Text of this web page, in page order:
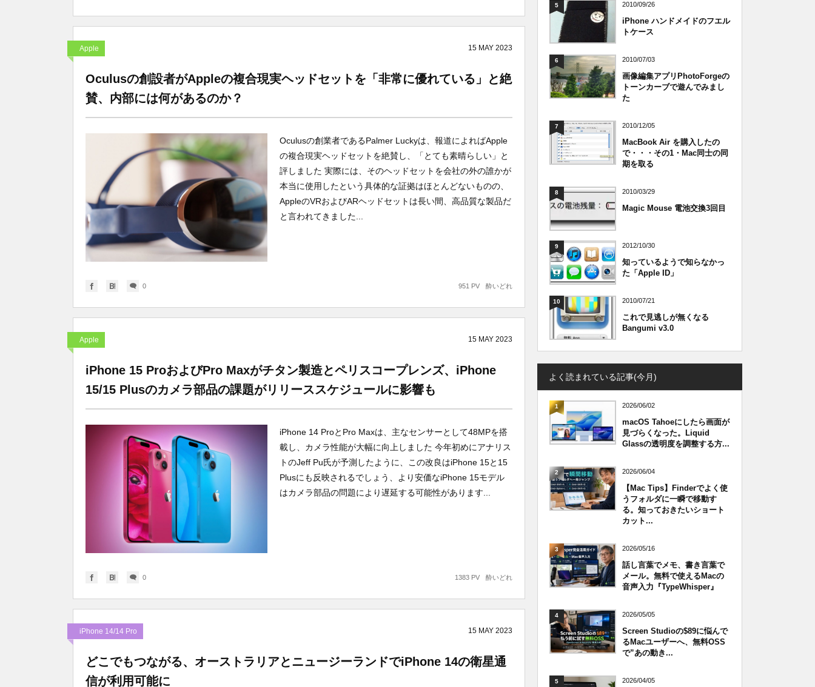
Apple 15 MAY 2023
Oculusの創設者がAppleの複合現実ヘッドセットを「非常に優れている」と絶
賛、内部には何があるのか？
Oculusの創業者であるPalmer Luckyは、報道によればApple
の複合現実ヘッドセットを絶賛し、「とても素晴らしい」と
評しました 実際には、そのヘッドセットを会社の外の誰かが
本当に使用したという具体的な証拠はほとんどないものの、
AppleのVRおよびARヘッドセットは長い間、高品質な製品だ
と言われてきました...
0 酔いどれ
951 PV
Apple 15 MAY 2023
iPhone 15 ProおよびPro Maxがチタン製造とペリスコープレンズ、iPhone
15/15 Plusのカメラ部品の課題がリリーススケジュールに影響も
iPhone 14 ProとPro Maxは、主なセンサーとして48MPを搭
載し、カメラ性能が大幅に向上しました 今年初めにアナリス
トのJeff Pu氏が予測したように、この改良はiPhone 15と15
Plusにも反映されるでしょう、より安価なiPhone 15モデル
はカメラ部品の問題により遅延する可能性があります...
0 酔いどれ
1383 PV
iPhone 14/14 Pro 15 MAY 2023
どこでもつながる、オーストラリアとニュージーランドでiPhone 14の衛星通
信が利用可能に
5 2010/09/26
iPhone ハンドメイドのフエル
トケース
6 2010/07/03
画像編集アプリPhotoForgeの
トーンカーブで遊んでみまし
た
7 2010/12/05
MacBook Air を購入したの
で・・・その1・Mac同士の同
期を取る
8 2010/03/29
Magic Mouse 電池交換3回目
9 2012/10/30
知っているようで知らなかっ
た「Apple ID」
10 2010/07/21
これで見逃しが無くなる
Bangumi v3.0
よく読まれている記事(今月)
1 2026/06/02
macOS Tahoeにしたら画面が
見づらくなった。Liquid
Glassの透明度を調整する方...
2 2026/06/04
【Mac Tips】Finderでよく使
うフォルダに一瞬で移動す
る。知っておきたいショート
カット...
3 2026/05/16
話し言葉でメモ、書き言葉で
メール。無料で使えるMacの
音声入力『TypeWhisper』
4 2026/05/05
Screen Studioの$89に悩んで
るMacユーザーへ、無料OSS
で”あの動き...
5 2026/04/05